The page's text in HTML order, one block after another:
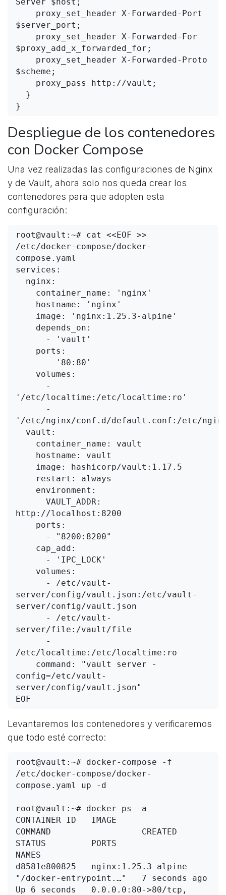
$server_port;
$proxy_add_x_forwarded_for;
$scheme;
}
Despliegue de los contenedores
con Docker Compose
Una vez realizadas las configuraciones de Nginx
y de Vault, ahora solo nos queda crear los
contenedores para que adopten esta
configuración:
root@vault:~# cat <<EOF >>
/etc/docker-compose/docker-
compose.yaml
services:
'/etc/localtime:/etc/localtime:ro'
'/etc/nginx/conf.d/default.conf:/etc/
http://localhost:8200
server/config/vault.json:/etc/vault-
server/config/vault.json
server/file:/vault/file
/etc/localtime:/etc/localtime:ro
config=/etc/vault-
server/config/vault.json"
EOF
Levantaremos los contenedores y verificaremos
que todo esté correcto:
root@vault:~# docker-compose -f
/etc/docker-compose/docker-
compose.yaml up -d
root@vault:~# docker ps -a
CONTAINER ID   IMAGE
COMMAND                  CREATED
STATUS         PORTS
NAMES
d8581e800825   nginx:1.25.3-alpine
"/docker-entrypoint.…"   7 seconds ago
Up 6 seconds   0.0.0.0:80->80/tcp,